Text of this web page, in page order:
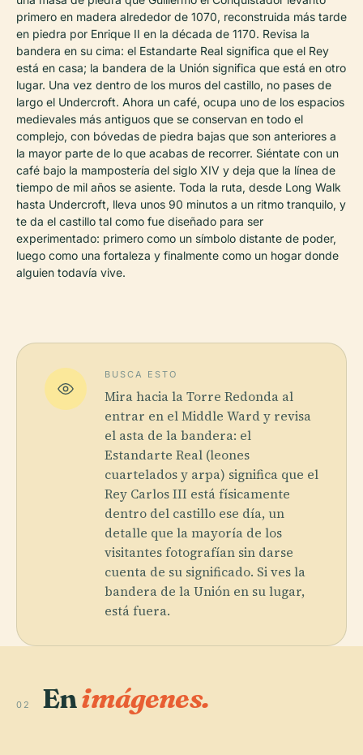
primero en madera alrededor de 1070, reconstruida más tarde
en piedra por Enrique II en la década de 1170. Revisa la
bandera en su cima: el Estandarte Real significa que el Rey
está en casa; la bandera de la Unión significa que está en otro
lugar. Una vez dentro de los muros del castillo, no pases de
largo el Undercroft. Ahora un café, ocupa uno de los espacios
medievales más antiguos que se conservan en todo el
complejo, con bóvedas de piedra bajas que son anteriores a
la mayor parte de lo que acabas de recorrer. Siéntate con un
café bajo la mampostería del siglo XIV y deja que la línea de
tiempo de mil años se asiente. Toda la ruta, desde Long Walk
hasta Undercroft, lleva unos 90 minutos a un ritmo tranquilo, y
te da el castillo tal como fue diseñado para ser
experimentado: primero como un símbolo distante de poder,
luego como una fortaleza y finalmente como un hogar donde
alguien todavía vive.
BUSCA ESTO
Mira hacia la Torre Redonda al
entrar en el Middle Ward y revisa
el asta de la bandera: el
Estandarte Real (leones
cuartelados y arpa) significa que el
Rey Carlos III está físicamente
dentro del castillo ese día, un
detalle que la mayoría de los
visitantes fotografían sin darse
cuenta de su significado. Si ves la
bandera de la Unión en su lugar,
está fuera.
02 Enimágenes.